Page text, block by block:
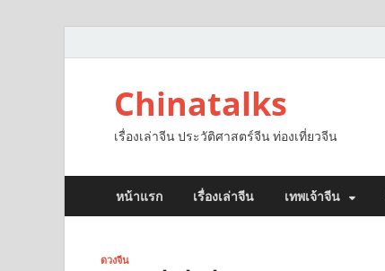
Chinatalks
เรื่องเล่าจีน ประวัติศาสตร์จีน ท่องเที่ยวจีน
หน้าแรก เรื่องเล่าจีน เทพเจ้าจีน
ดวงจีน